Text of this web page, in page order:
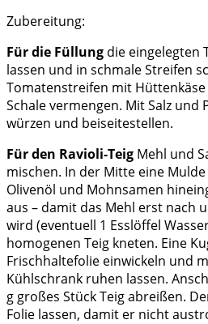
Zubereitung:
Für die Füllung die eingelegten
lassen und in schmale Streifen
Tomatenstreifen mit
Schale vermengen. Mit Salz und
würzen und beiseitestellen.
Für den Ravioli-Teig Mehl und
mischen. In der Mitte eine
Olivenöl und Mohnsamen
aus – damit das Mehl erst nach
wird (eventuell 1 Esslöffel
homogenen Teig kneten. Eine
Frischhaltefolie einwickeln und
Kühlschrank ruhen lassen.
g großes Stück Teig abreißen.
Folie lassen, damit er nicht